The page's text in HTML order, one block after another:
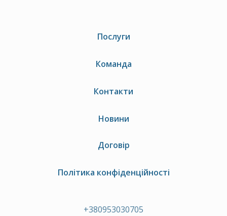
Послуги
Команда
Контакти
Новини
Договір
Політика конфіденційності
+380953030705